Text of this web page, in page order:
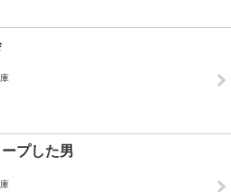
プした男